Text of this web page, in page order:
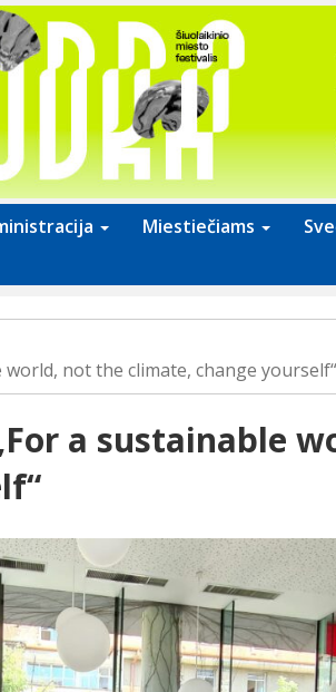
Miestiečiams
not the climate, change yourself“
a sustainable